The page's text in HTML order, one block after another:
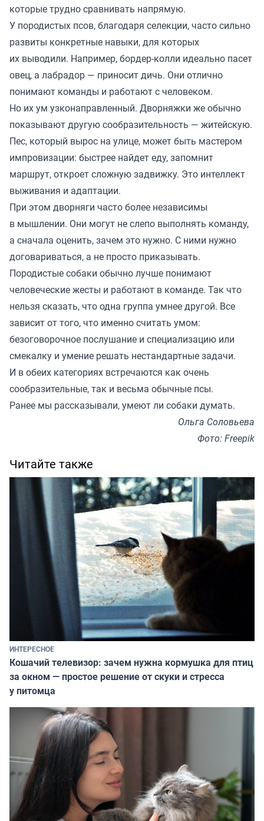
которые трудно сравнивать напрямую.
У породистых псов, благодаря селекции, часто сильно
развиты конкретные навыки, для которых
их выводили. Например, бордер-колли идеально пасет
овец, а лабрадор — приносит дичь. Они отлично
понимают команды и работают с человеком.
Но их ум узконаправленный. Дворняжки же обычно
показывают другую сообразительность — житейскую.
Пес, который вырос на улице, может быть мастером
импровизации: быстрее найдет еду, запомнит
маршрут, откроет сложную задвижку. Это интеллект
выживания и адаптации.
При этом дворняги часто более независимы
в мышлении. Они могут не слепо выполнять команду,
а сначала оценить, зачем это нужно. С ними нужно
договариваться, а не просто приказывать.
Породистые собаки обычно лучше понимают
человеческие жесты и работают в команде. Так что
нельзя сказать, что одна группа умнее другой. Все
зависит от того, что именно считать умом:
безоговорочное послушание и специализацию или
смекалку и умение решать нестандартные задачи.
И в обеих категориях встречаются как очень
сообразительные, так и весьма обычные псы.
Ранее мы рассказывали, умеют ли собаки думать.
Ольга Соловьева
Фото: Freepik
Читайте также
ИНТЕРЕСНОЕ
Кошачий телевизор: зачем нужна кормушка для птиц
за окном — простое решение от скуки и стресса
у питомца